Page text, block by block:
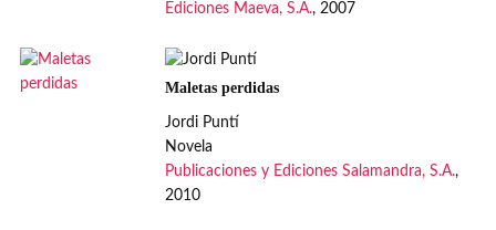
Ediciones Maeva, S.A., 2007
Maletas perdidas
Jordi Puntí
Novela
Publicaciones y Ediciones Salamandra, S.A.,
2010